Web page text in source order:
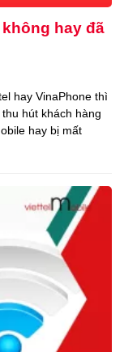
hay đã
hay VinaPhone thì
hút khách hàng
hay bị mất